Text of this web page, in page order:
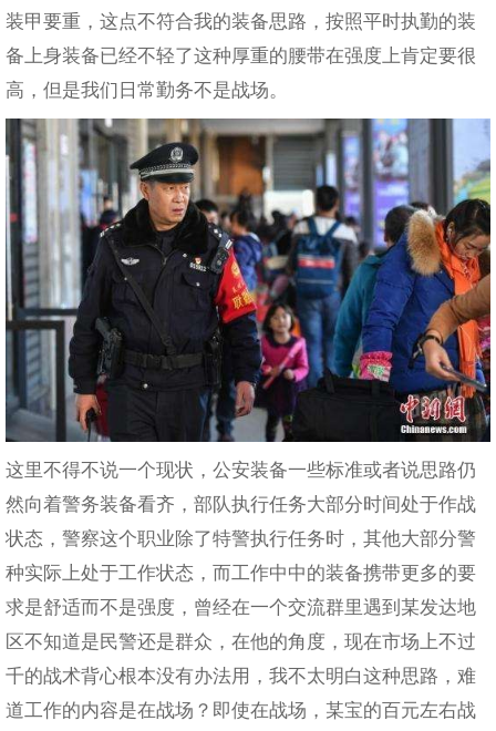
装甲要重，这点不符合我的装备思路，按照平时执勤的装
备上身装备已经不轻了这种厚重的腰带在强度上肯定要很
高，但是我们日常勤务不是战场。
这里不得不说一个现状，公安装备一些标准或者说思路仍
然向着警务装备看齐，部队执行任务大部分时间处于作战
状态，警察这个职业除了特警执行任务时，其他大部分警
种实际上处于工作状态，而工作中中的装备携带更多的要
求是舒适而不是强度，曾经在一个交流群里遇到某发达地
区不知道是民警还是群众，在他的角度，现在市场上不过
千的战术背心根本没有办法用，我不太明白这种思路，难
道工作的内容是在战场？即使在战场，某宝的百元左右战